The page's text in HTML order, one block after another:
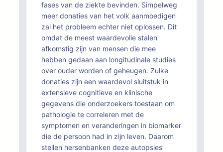
fases van de ziekte bevinden. Simpelweg
meer donaties van het volk aanmoedigen
zal het probleem echter niet oplossen. Dit
omdat de meest waardevolle stalen
afkomstig zijn van mensen die mee
hebben gedaan aan longitudinale studies
over ouder worden of geheugen. Zulke
donaties zijn een waardevol sluitstuk in
extensieve cognitieve en klinische
gegevens die onderzoekers toestaan om
pathologie te correleren met de
symptomen en veranderingen in biomarker
die de persoon had in zijn leven. Daarom
stellen hersenbanken deze autopsies